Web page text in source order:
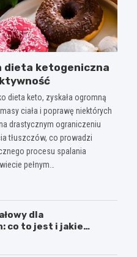
dieta ketogeniczna
dieta keto, zyskała ogromną
ciała i poprawę niektórych
drastycznym ograniczeniu
tłuszczów, co prowadzi
procesu spalania
pełnym…
dla
co to jest i jakie